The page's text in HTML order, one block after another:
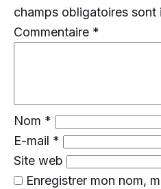
champs obligatoires sont
Commentaire *
Nom *
E-mail *
Site web
Enregistrer mon nom,